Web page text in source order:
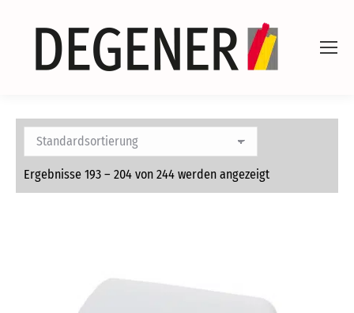
Ergebnisse 193 – 204 von 244 werden angezeigt